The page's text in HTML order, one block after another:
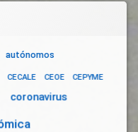
autónomos
CECALE CEOE CEPYME
coronavirus